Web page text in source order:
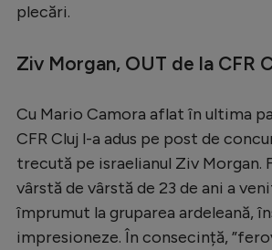
Clasamente
Tenis
plecări.
Ziv Morgan, OUT de la CFR
Cu Mario Camora aflat în ultima
CFR Cluj l-a adus pe post de
trecută pe israelianul Ziv Morgan.
vârstă de vârstă de 23 de ani a
împrumut la gruparea ardeleană,
impresioneze. În consecință,